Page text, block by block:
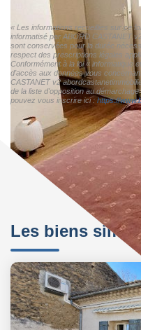
« Les informations recueillies sur ce
informatisé par ABORD CASTANET
sont conservées pour la durée
respect des prescriptions légales
Conformément à la loi « informatique
d'accès aux données vous
CASTANET v2
de la liste d'opposition au
pouvez vous inscrire ici :https://
Les biens